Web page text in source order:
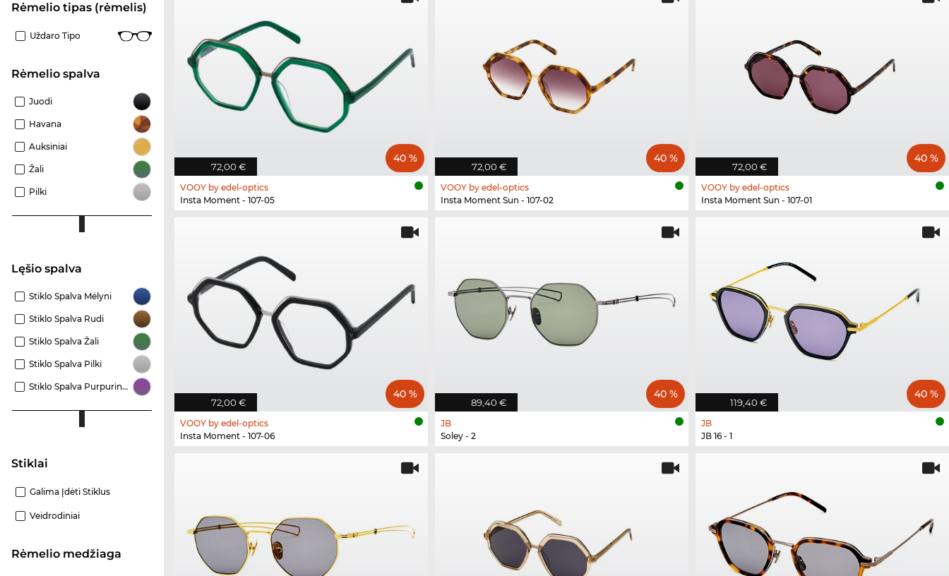
Rėmelio tipas (rėmelis)
Uždaro Tipo
Rėmelio spalva
Juodi
Havana
Auksiniai
Žali
Pilki
Lęšio spalva
Stiklo Spalva Mėlyni
Stiklo Spalva Rudi
Stiklo Spalva Žali
Stiklo Spalva Pilki
Stiklo Spalva Purpuriniai
Stiklai
Galima Įdėti Stiklus
Veidrodiniai
Rėmelio medžiaga
72,00 €
40 %
VOOY by edel-optics
Insta Moment - 107-05
72,00 €
40 %
VOOY by edel-optics
Insta Moment Sun - 107-02
72,00 €
40 %
VOOY by edel-optics
Insta Moment Sun - 107-01
72,00 €
40 %
VOOY by edel-optics
Insta Moment - 107-06
89,40 €
40 %
JB
Soley - 2
119,40 €
40 %
JB
JB 16 - 1